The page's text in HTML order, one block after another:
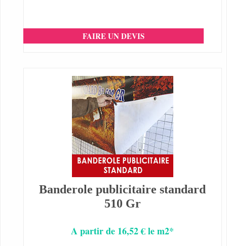
FAIRE UN DEVIS
Banderole publicitaire standard
510 Gr
A partir de 16,52 € le m2*